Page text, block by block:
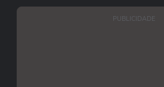
PUBLICIDADE